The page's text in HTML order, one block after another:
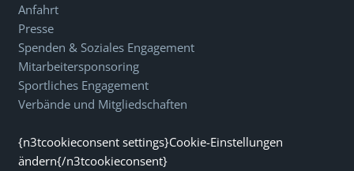
Anfahrt
Presse
Spenden & Soziales Engagement
Mitarbeitersponsoring
Sportliches Engagement
Verbände und Mitgliedschaften
{n3tcookieconsent settings}Cookie-Einstellungen
ändern{/n3tcookieconsent}